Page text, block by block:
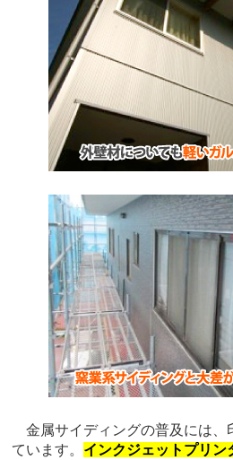
金属サイディングの普及には、
ています。 インクジェットプリン